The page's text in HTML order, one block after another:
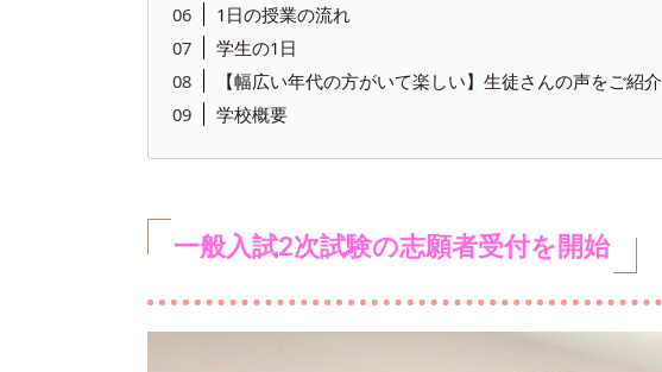
1日の授業の流れ
学生の1日
【幅広い年代の方がいて楽しい】生徒さんの声をご紹介
学校概要
一般入試2次試験の志願者受付を開始